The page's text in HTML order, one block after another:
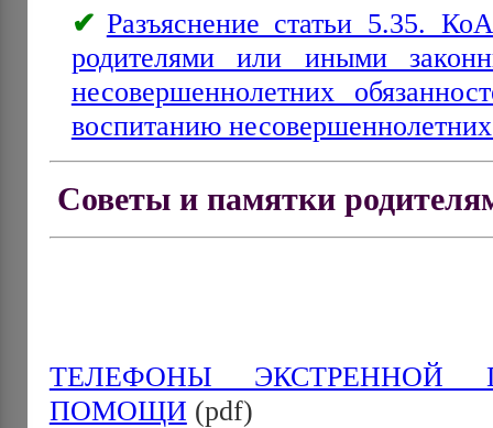
Разъяснение статьи 5.35.
родителями или иными
несовершеннолетних
воспитанию
Советы и памятки
ТЕЛЕФОНЫ ЭКСТРЕННОЙ
ПОМОЩИ (pdf)